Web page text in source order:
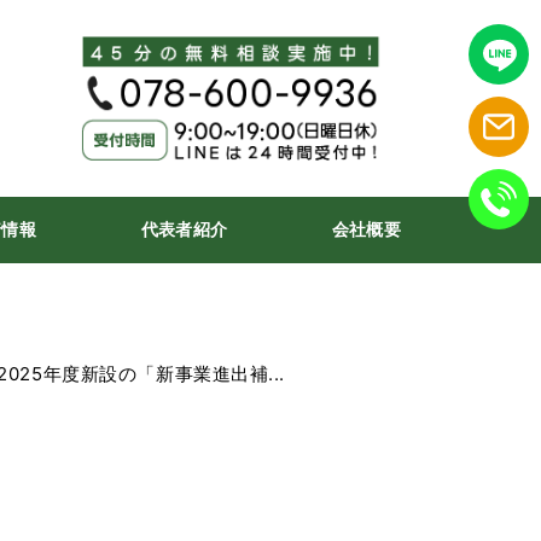
報 代表者紹介 会社概要
年度新設の「新事業進出補...